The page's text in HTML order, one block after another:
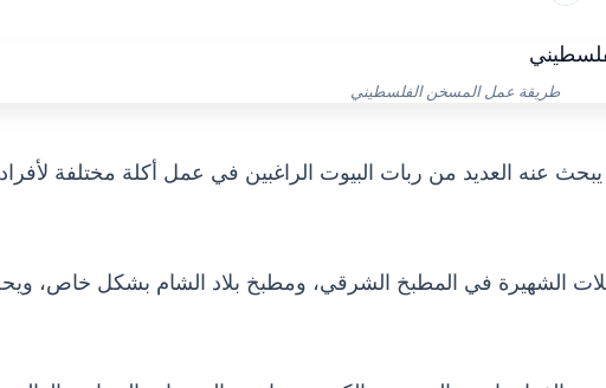
طريقة عمل المسخن الفلسطيني
عنه العديد من ربات البيوت الراغبين في عمل أكلة مختلفة لأفراد
الشهيرة في المطبخ الشرقي، ومطبخ بلاد الشام بشكل خاص،